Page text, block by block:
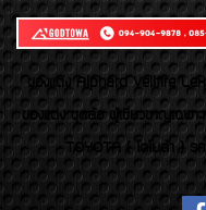
ของเเต่ง Alphard Vellfire
ของแต่ง ชุดล้อ ผู้เชี่ยวชาญเฉพา
TOYOTA ( โตโยต้า ) รถ